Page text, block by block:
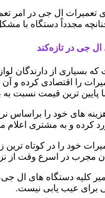
تعمیرات ال جی در امر
چنانچه مجدداً دستگاه
ال جی در تازه‌کند
که بسیاری از
را اقتصادی کرده و
پایین ترین قیمت نسبت
های خود را براساس
کرده و به مشتری
خود را در کوتاه
مجرب در اسرع وقت
کلیه دستگاه های ال
برای عیب یابی نیست.